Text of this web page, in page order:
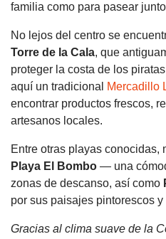
familia como para pasear
No lejos del centro se
Torre de la Cala, que
proteger la costa de los
aquí un tradicional
Mercadillo
encontrar productos frescos,
artesanos locales.
Entre otras playas conocidas,
Playa El Bombo — una
zonas de descanso, así como
por sus paisajes pintorescos
Gracias al clima suave de la